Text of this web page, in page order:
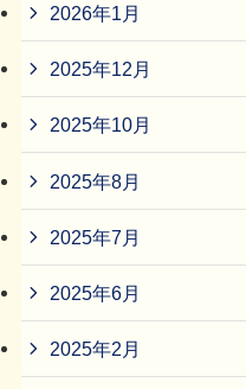
2026年1月
2025年12月
2025年10月
2025年8月
2025年7月
2025年6月
2025年2月